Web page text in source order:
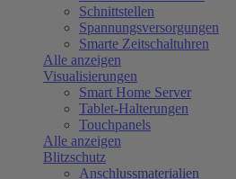
Schnittstellen
Spannungsversorgungen
Smarte Zeitschaltuhren
Alle anzeigen
Visualisierungen
Smart Home Server
Tablet-Halterungen
Touchpanels
Alle anzeigen
Blitzschutz
Anschlussmaterialien